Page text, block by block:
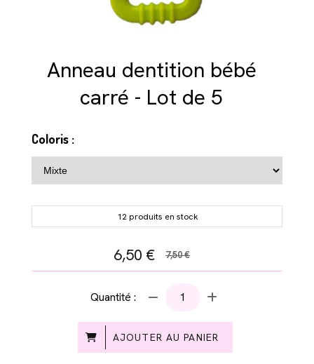
Anneau dentition bébé
carré - Lot de 5
Coloris :
12 produits en stock
6,50 € 7,50 €
Quantité :
AJOUTER AU PANIER